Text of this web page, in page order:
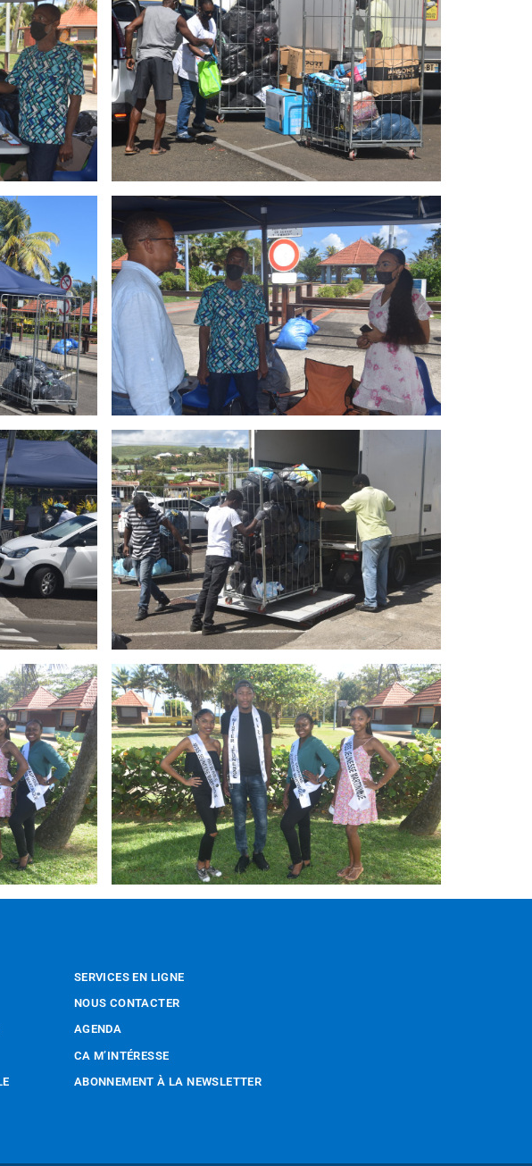
SERVICES EN LIGNE
NOUS CONTACTER
AGENDA
CA M’INTÉRESSE
ABONNEMENT À LA NEWSLETTER